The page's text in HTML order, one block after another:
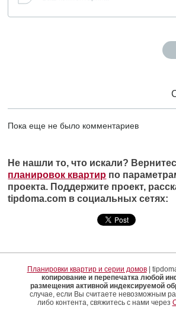
Пока еще не было комментариев
Не нашли то, что искали?
планировок квартир по
проекта. Поддержите проект,
tipdoma.com в социальных сетях:
Планировки квартир и серии домов|
копирование и перепечатка любой
размещения активной индексируемой
случае, если Вы считаете невозможным
либо контента, свяжитесь с нами через